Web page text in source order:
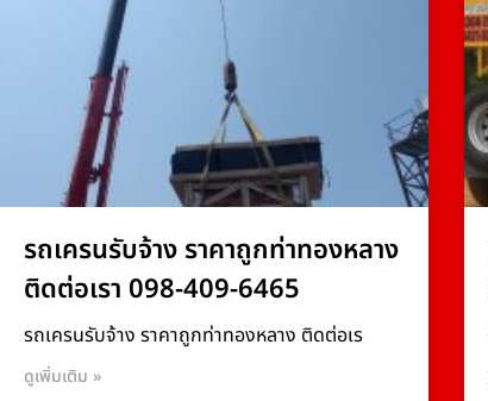
รถเครนรับจ้าง ราคาถูกท่าทองหลาง
ติดต่อเรา 098-409-6465
รถเครนรับจ้าง ราคาถูกท่าทองหลาง ติดต่อเร
ดูเพิ่มเติม »